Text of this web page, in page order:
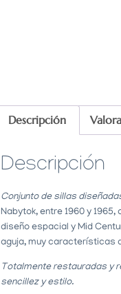
Descripción
Descripción
Conjunto de sillas
Nabytok, entre 1960 y 1965,
diseño espacial y Mid
aguja, muy características
Totalmente restauradas y
sencillez y estilo.